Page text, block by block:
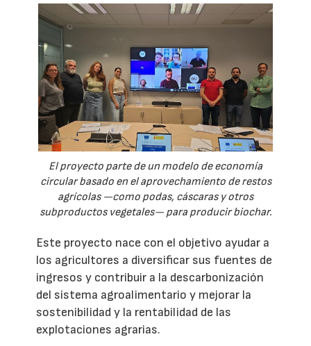
El proyecto parte de un modelo de economía
circular basado en el aprovechamiento de restos
agrícolas —como podas, cáscaras y otros
subproductos vegetales— para producir biochar.
Este proyecto nace con el objetivo ayudar a
los agricultores a diversificar sus fuentes de
ingresos y contribuir a la descarbonización
del sistema agroalimentario y mejorar la
sostenibilidad y la rentabilidad de las
explotaciones agrarias.